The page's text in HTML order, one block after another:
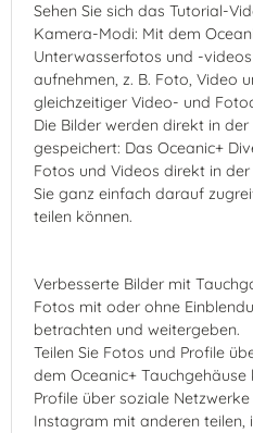
Sehen Sie sich das Tutorial-
Kamera-Modi: Mit dem
Unterwasserfotos und -
aufnehmen, z. B. Foto, Video
gleichzeitiger Video- und
Die Bilder werden direkt in
gespeichert: Das Oceanic+
Fotos und Videos direkt in
Sie ganz einfach darauf
teilen können.
Verbesserte Bilder mit
Fotos mit oder ohne
betrachten und weitergeben.
Teilen Sie Fotos und Profile
dem Oceanic+
Profile über soziale
Instagram mit anderen teilen,